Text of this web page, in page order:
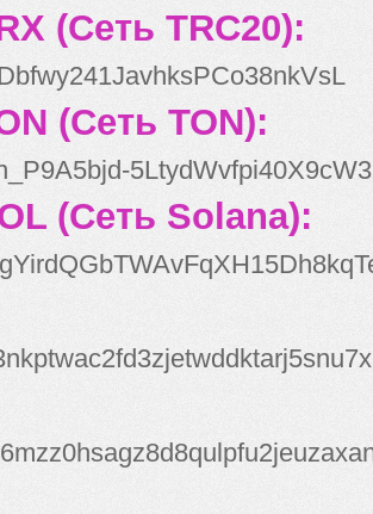
(Сеть TRC20):
(Сеть TON):
(Сеть Solana):